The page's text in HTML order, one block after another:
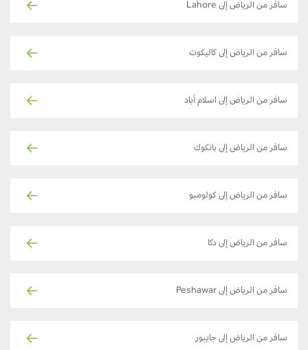
سافر من الرياض إلى Lahore
سافر من الرياض إلى كاليكوت
سافر من الرياض إلى اسلام آباد
سافر من الرياض إلى بانكوك
سافر من الرياض إلى كولومبو
سافر من الرياض إلى دكا
سافر من الرياض إلى Peshawar
سافر من الرياض إلى جايبور